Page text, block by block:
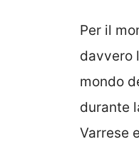
Per il
davvero
mondo
durante
Varrese